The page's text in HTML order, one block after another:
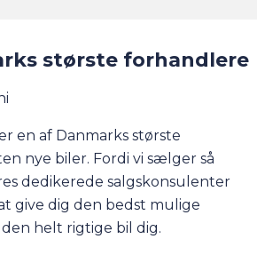
største forhandlere
en af Danmarks største
nye biler. Fordi vi sælger så
dedikerede salgskonsulenter
give dig den bedst mulige
helt rigtige bil dig.